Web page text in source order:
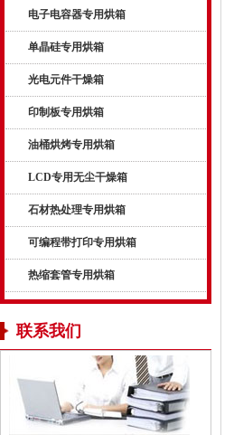
电子电容器专用烘箱
单晶硅专用烘箱
光电元件干燥箱
印制板专用烘箱
油桶烘烤专用烘箱
LCD专用无尘干燥箱
石材热处理专用烘箱
可编程带打印专用烘箱
热缩套管专用烘箱
联系我们